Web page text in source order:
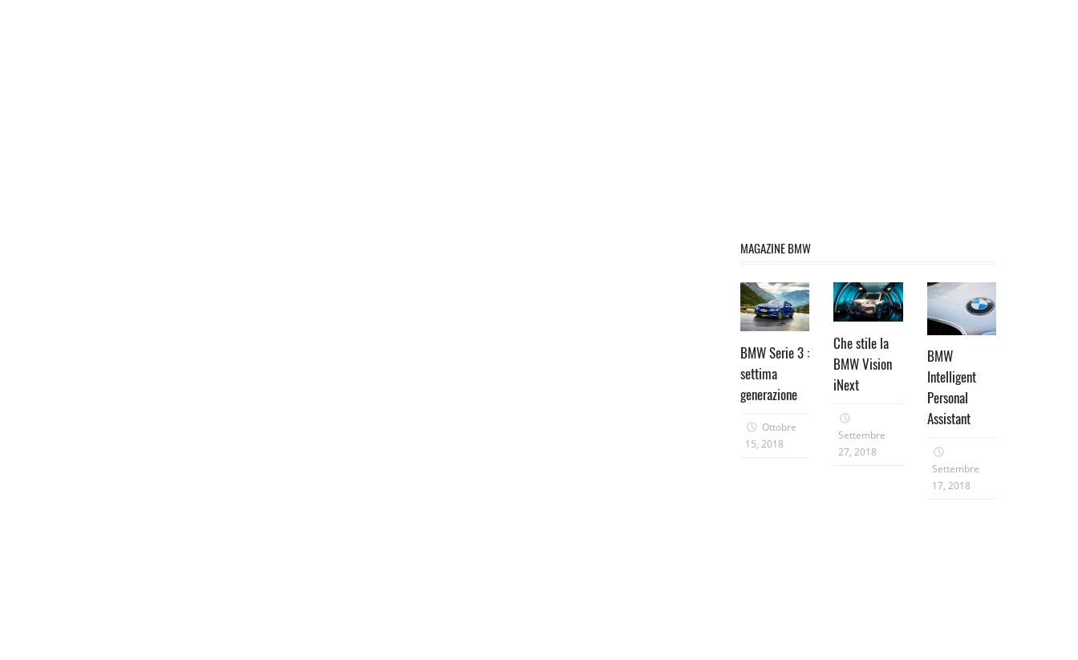
MAGAZINE BMW
BMW Serie 3 :
settima
generazione
Ottobre
15, 2018
Che stile la
BMW Vision
iNext
Settembre
27, 2018
BMW
Intelligent
Personal
Assistant
Settembre
17, 2018